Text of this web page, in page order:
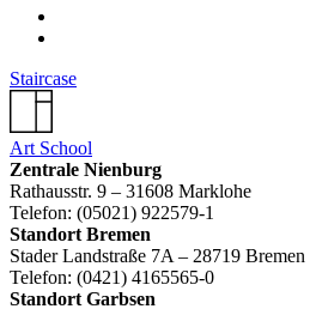
Staircase
Art School
Zentrale Nienburg
Rathausstr. 9 – 31608 Marklohe
Telefon: (05021) 922579-1
Standort Bremen
Stader Landstraße 7A – 28719 Bremen
Telefon: (0421) 4165565-0
Standort Garbsen